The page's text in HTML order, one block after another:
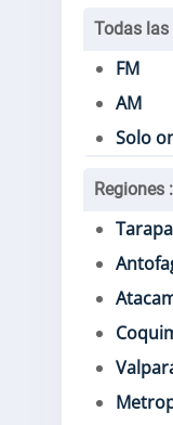
Todas
FM
AM
Solo
Regiones :